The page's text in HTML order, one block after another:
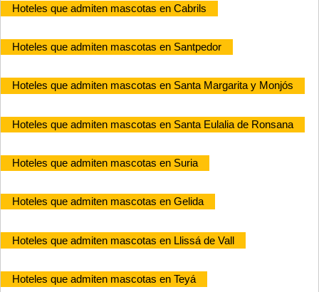
Hoteles que admiten mascotas en Cabrils
Hoteles que admiten mascotas en Santpedor
Hoteles que admiten mascotas en Santa Margarita y Monjós
Hoteles que admiten mascotas en Santa Eulalia de Ronsana
Hoteles que admiten mascotas en Suria
Hoteles que admiten mascotas en Gelida
Hoteles que admiten mascotas en Llissá de Vall
Hoteles que admiten mascotas en Teyá